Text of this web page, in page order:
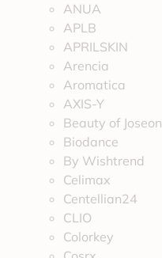
ANUA
APLB
APRILSKIN
Arencia
Aromatica
AXIS-Y
Beauty of Joseon
Biodance
By Wishtrend
Celimax
Centellian24
CLIO
Colorkey